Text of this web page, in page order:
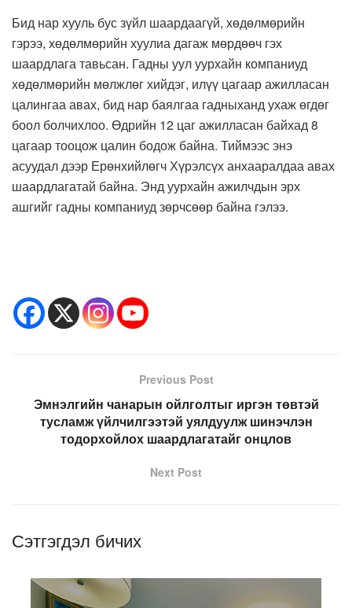
Бид нар хууль бус зүйл шаардаагүй, хөдөлмөрийн
гэрээ, хөдөлмөрийн хуулиа дагаж мөрдөөч гэх
шаардлага тавьсан. Гадны уул уурхайн компаниуд
хөдөлмөрийн мөлжлөг хийдэг, илүү цагаар ажилласан
цалингаа авах, бид нар баялгаа гадныханд ухаж өгдөг
боол болчихлоо. Өдрийн 12 цаг ажилласан байхад 8
цагаар тооцож цалин бодож байна. Тиймээс энэ
асуудал дээр Ерөнхийлөгч Хүрэлсүх анхааралдаа авах
шаардлагатай байна. Энд уурхайн ажилчдын эрх
ашгийг гадны компаниуд зөрчсөөр байна гэлээ.
Previous Post
Эмнэлгийн чанарын ойлголтыг иргэн төвтэй
тусламж үйлчилгээтэй уялдуулж шинэчлэн
тодорхойлох шаардлагатайг онцлов
Next Post
Сэтгэгдэл бичих